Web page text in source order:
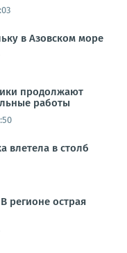
в Азовском море
продолжают
работы
влетела в столб
регионе острая